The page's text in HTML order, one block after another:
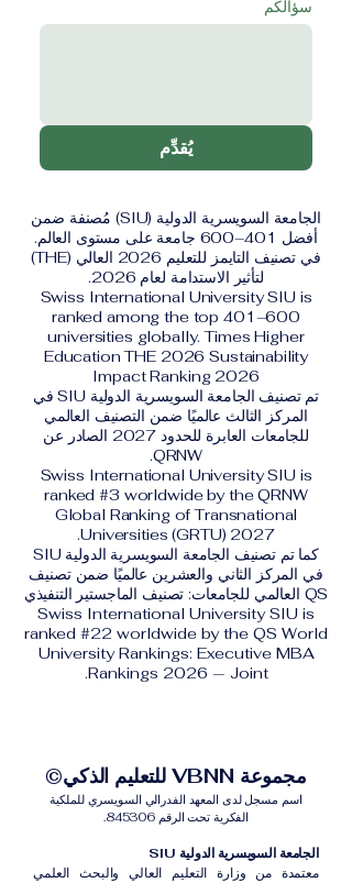
سؤالكم
يُقدِّم
الجامعة السويسرية الدولية (SIU) مُصنفة ضمن
أفضل 401–600 جامعة على مستوى العالم.
في تصنيف التايمز للتعليم 2026 العالي (THE)
لتأثير الاستدامة لعام 2026.
Swiss International University SIU is
ranked among the top 401–600
universities globally. Times Higher
Education THE 2026 Sustainability
Impact Ranking 2026
تم تصنيف الجامعة السويسرية الدولية SIU في
المركز الثالث عالميًا ضمن التصنيف العالمي
للجامعات العابرة للحدود 2027 الصادر عن
QRNW.
Swiss International University SIU is
ranked #3 worldwide by the QRNW
Global Ranking of Transnational
Universities (GRTU) 2027.
كما تم تصنيف الجامعة السويسرية الدولية SIU
في المركز الثاني والعشرين عالميًا ضمن تصنيف
QS العالمي للجامعات: تصنيف الماجستير التنفيذي
Swiss International University SIU is
ranked #22 worldwide by the QS World
University Rankings: Executive MBA
Rankings 2026 — Joint.
مجموعة VBNN للتعليم الذكي©
اسم مسجل لدى المعهد الفدرالي السويسري للملكية
الفكرية تحت الرقم 845306.
الجامعة السويسرية الدولية SIU
معتمدة من وزارة التعليم العالي والبحث العلمي